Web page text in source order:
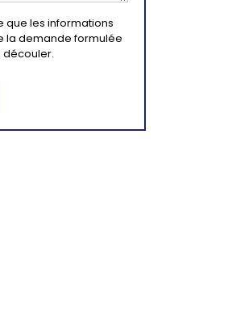
les informations
la demande formulée
découler.